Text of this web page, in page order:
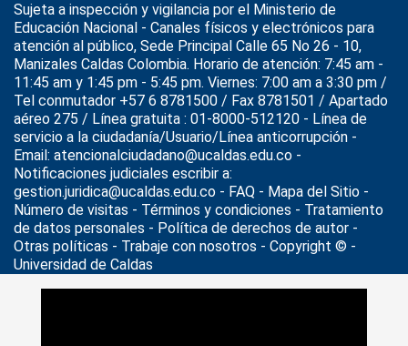
Sujeta a inspección y vigilancia por el Ministerio de
Educación Nacional - Canales físicos y electrónicos para
atención al público, Sede Principal Calle 65 No 26 - 10,
Manizales Caldas Colombia. Horario de atención: 7:45 am -
11:45 am y 1:45 pm - 5:45 pm. Viernes: 7:00 am a 3:30 pm /
Tel conmutador +57 6 8781500 / Fax 8781501 / Apartado
aéreo 275 / Línea gratuita : 01-8000-512120 - Línea de
servicio a la ciudadanía/Usuario/Línea anticorrupción -
Email: atencionalciudadano@ucaldas.edu.co -
Notificaciones judiciales escribir a:
gestion.juridica@ucaldas.edu.co - FAQ - Mapa del Sitio -
Número de visitas - Términos y condiciones - Tratamiento
de datos personales - Política de derechos de autor -
Otras políticas - Trabaje con nosotros - Copyright © -
Universidad de Caldas